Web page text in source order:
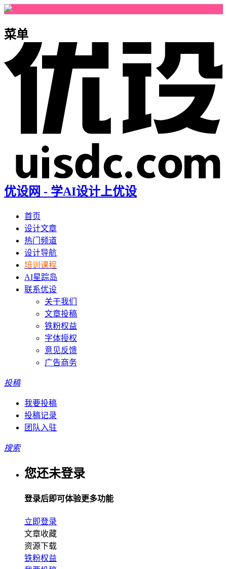
菜单
优设网 - 学AI设计上优设
首页
设计文章
热门频道
设计导航
培训课程
AI星踪岛
联系优设
关于我们
文章投稿
铁粉权益
字体授权
意见反馈
广告商务
投稿
我要投稿
投稿记录
团队入驻
搜索
您还未登录
登录后即可体验更多功能
立即登录
文章收藏
资源下载
铁粉权益